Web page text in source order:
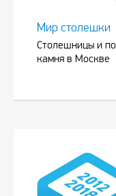
Мир столешки
Столешницы и
камня в Москве